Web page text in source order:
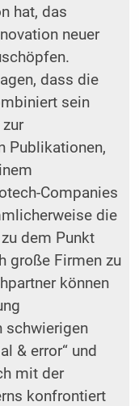
hat, das
neuer
dass die
sein
Publikationen,
Companies
die
dem Punkt
große Firmen zu
können
schwierigen
& error“ und
mit der
konfrontiert